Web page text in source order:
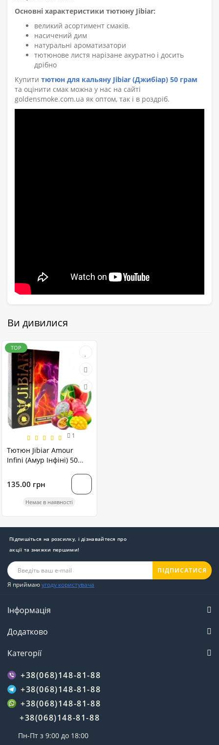
Основні характеристики тютюну Jibiar:
великий асортимент смаків.
насичений дим
натуральні ароматизатори
тютюнове листя нарізане акуратно і досить
дрібно
Купити тютюн для кальяну Jibiar (Джибіар) 50 грам
та оцінити смак можна у нас на сайті
goldensmoke.com.ua як оптом, так і в роздріб.
Ви дивилися
TOP
1
Тютюн Jibiar Amour
Infini (Амур Інфіні) 50
135.00 грн
Немає в наявності
Підпишіться на розсилку, і дізнавайтеся про
акції та знижки першими!
ПІДПИСАТИСЯ
Я приймаюугоду користувача
Інформація
Додатково
Категорії
+38(068)148-81-88
+38(068)148-81-88
+38(068)148-81-88
+38(068)148-81-88
Пн-Пт з 9:00 до 18:00